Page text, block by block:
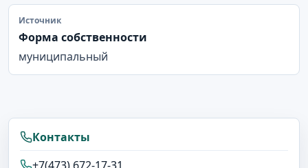
Источник
Форма собственности
муниципальный
Контакты